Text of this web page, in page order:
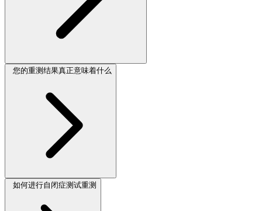
您的重测结果真正意味着什么
如何进行自闭症测试重测